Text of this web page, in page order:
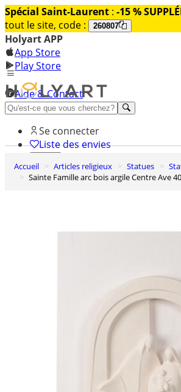
Spécial Saint-Laurent : -15 %
tout le site, code :
260807
Holyart APP
App Store
Play Store
Aide & Contact
Découvrez Premium
Se connecter
Liste des envies
0
Panier
Accueil Articles religieux Statues
Sainte Famille arc bois argile Centre Ave